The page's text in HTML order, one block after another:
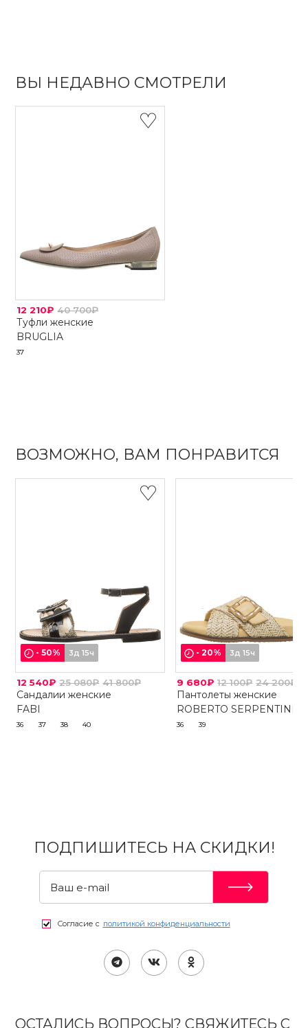
ВЫ НЕДАВНО СМОТРЕЛИ
12 210₽ 40 700₽
Туфли женские
BRUGLIA
37
ВОЗМОЖНО, ВАМ ПОНРАВИТСЯ
-50% 3д 15ч
12 540₽ 25 080₽ 41 800₽
Сандалии женские
FABI
36 37 38 40
-20% 3д 15ч
9 680₽ 12 100₽ 24 200₽
Пантолеты женские
ROBERTO SERPENTINI
36 39
ПОДПИШИТЕСЬ НА СКИДКИ!
Согласие с политикой конфиденциальности
ОСТАЛИСЬ ВОПРОСЫ? СВЯЖИТЕСЬ С